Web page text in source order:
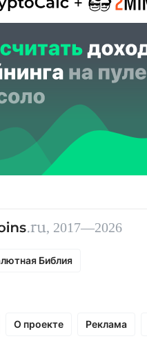
, 2017—2026
Библия
О проекте Реклама